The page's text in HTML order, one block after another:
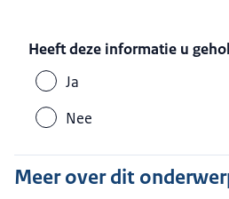
Heeft deze informatie u
Ja
Nee
Meer over dit